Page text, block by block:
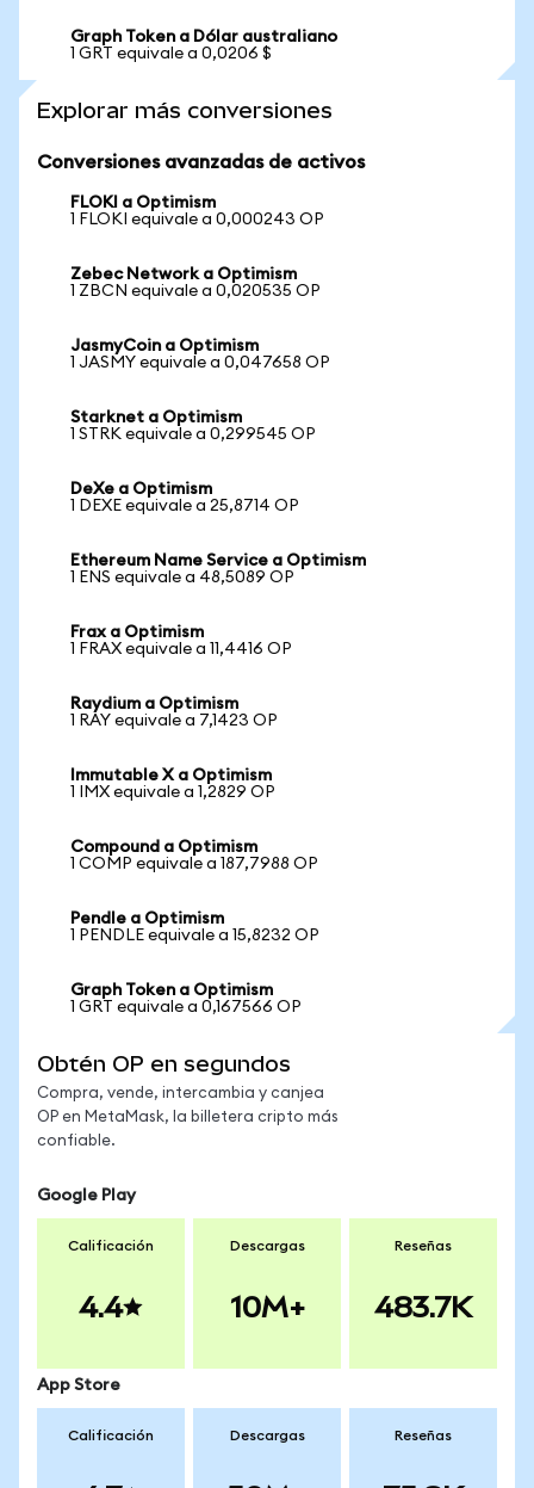
Graph Token a Dólar australiano
1 GRT equivale a 0,0206 $
Explorar más conversiones
Conversiones avanzadas de activos
FLOKI a Optimism
1 FLOKI equivale a 0,000243 OP
Zebec Network a Optimism
1 ZBCN equivale a 0,020535 OP
JasmyCoin a Optimism
1 JASMY equivale a 0,047658 OP
Starknet a Optimism
1 STRK equivale a 0,299545 OP
DeXe a Optimism
1 DEXE equivale a 25,8714 OP
Ethereum Name Service a Optimism
1 ENS equivale a 48,5089 OP
Frax a Optimism
1 FRAX equivale a 11,4416 OP
Raydium a Optimism
1 RAY equivale a 7,1423 OP
Immutable X a Optimism
1 IMX equivale a 1,2829 OP
Compound a Optimism
1 COMP equivale a 187,7988 OP
Pendle a Optimism
1 PENDLE equivale a 15,8232 OP
Graph Token a Optimism
1 GRT equivale a 0,167566 OP
Obtén OP en segundos
Compra, vende, intercambia y canjea
OP en MetaMask, la billetera cripto más
confiable.
Google Play
Calificación
4.4
Descargas
10M+
Reseñas
483.7K
App Store
Calificación Descargas Reseñas